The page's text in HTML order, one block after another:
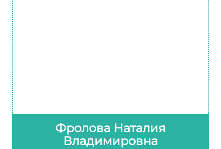
Фролова Наталия
Владимировна